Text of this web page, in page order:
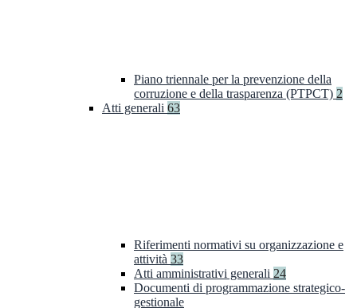
Piano triennale per la prevenzione della
corruzione e della trasparenza (PTPCT) 2
Atti generali 63
Riferimenti normativi su organizzazione e
attività 33
Atti amministrativi generali 24
Documenti di programmazione strategico-
gestionale